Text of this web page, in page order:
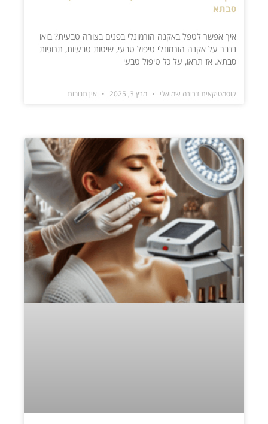
סבתא
איך אפשר לטפל באקנה הורמונלי בפנים בצורה טבעית? בואו
נדבר על אקנה הורמונלי טיפול טבעי, שיטות טבעיות, תרופות
סבתא. אז תראו, על כל טיפול טבעי
קוסמטיקאית דרורה שמואלי מרץ 3, 2025 אין תגובות